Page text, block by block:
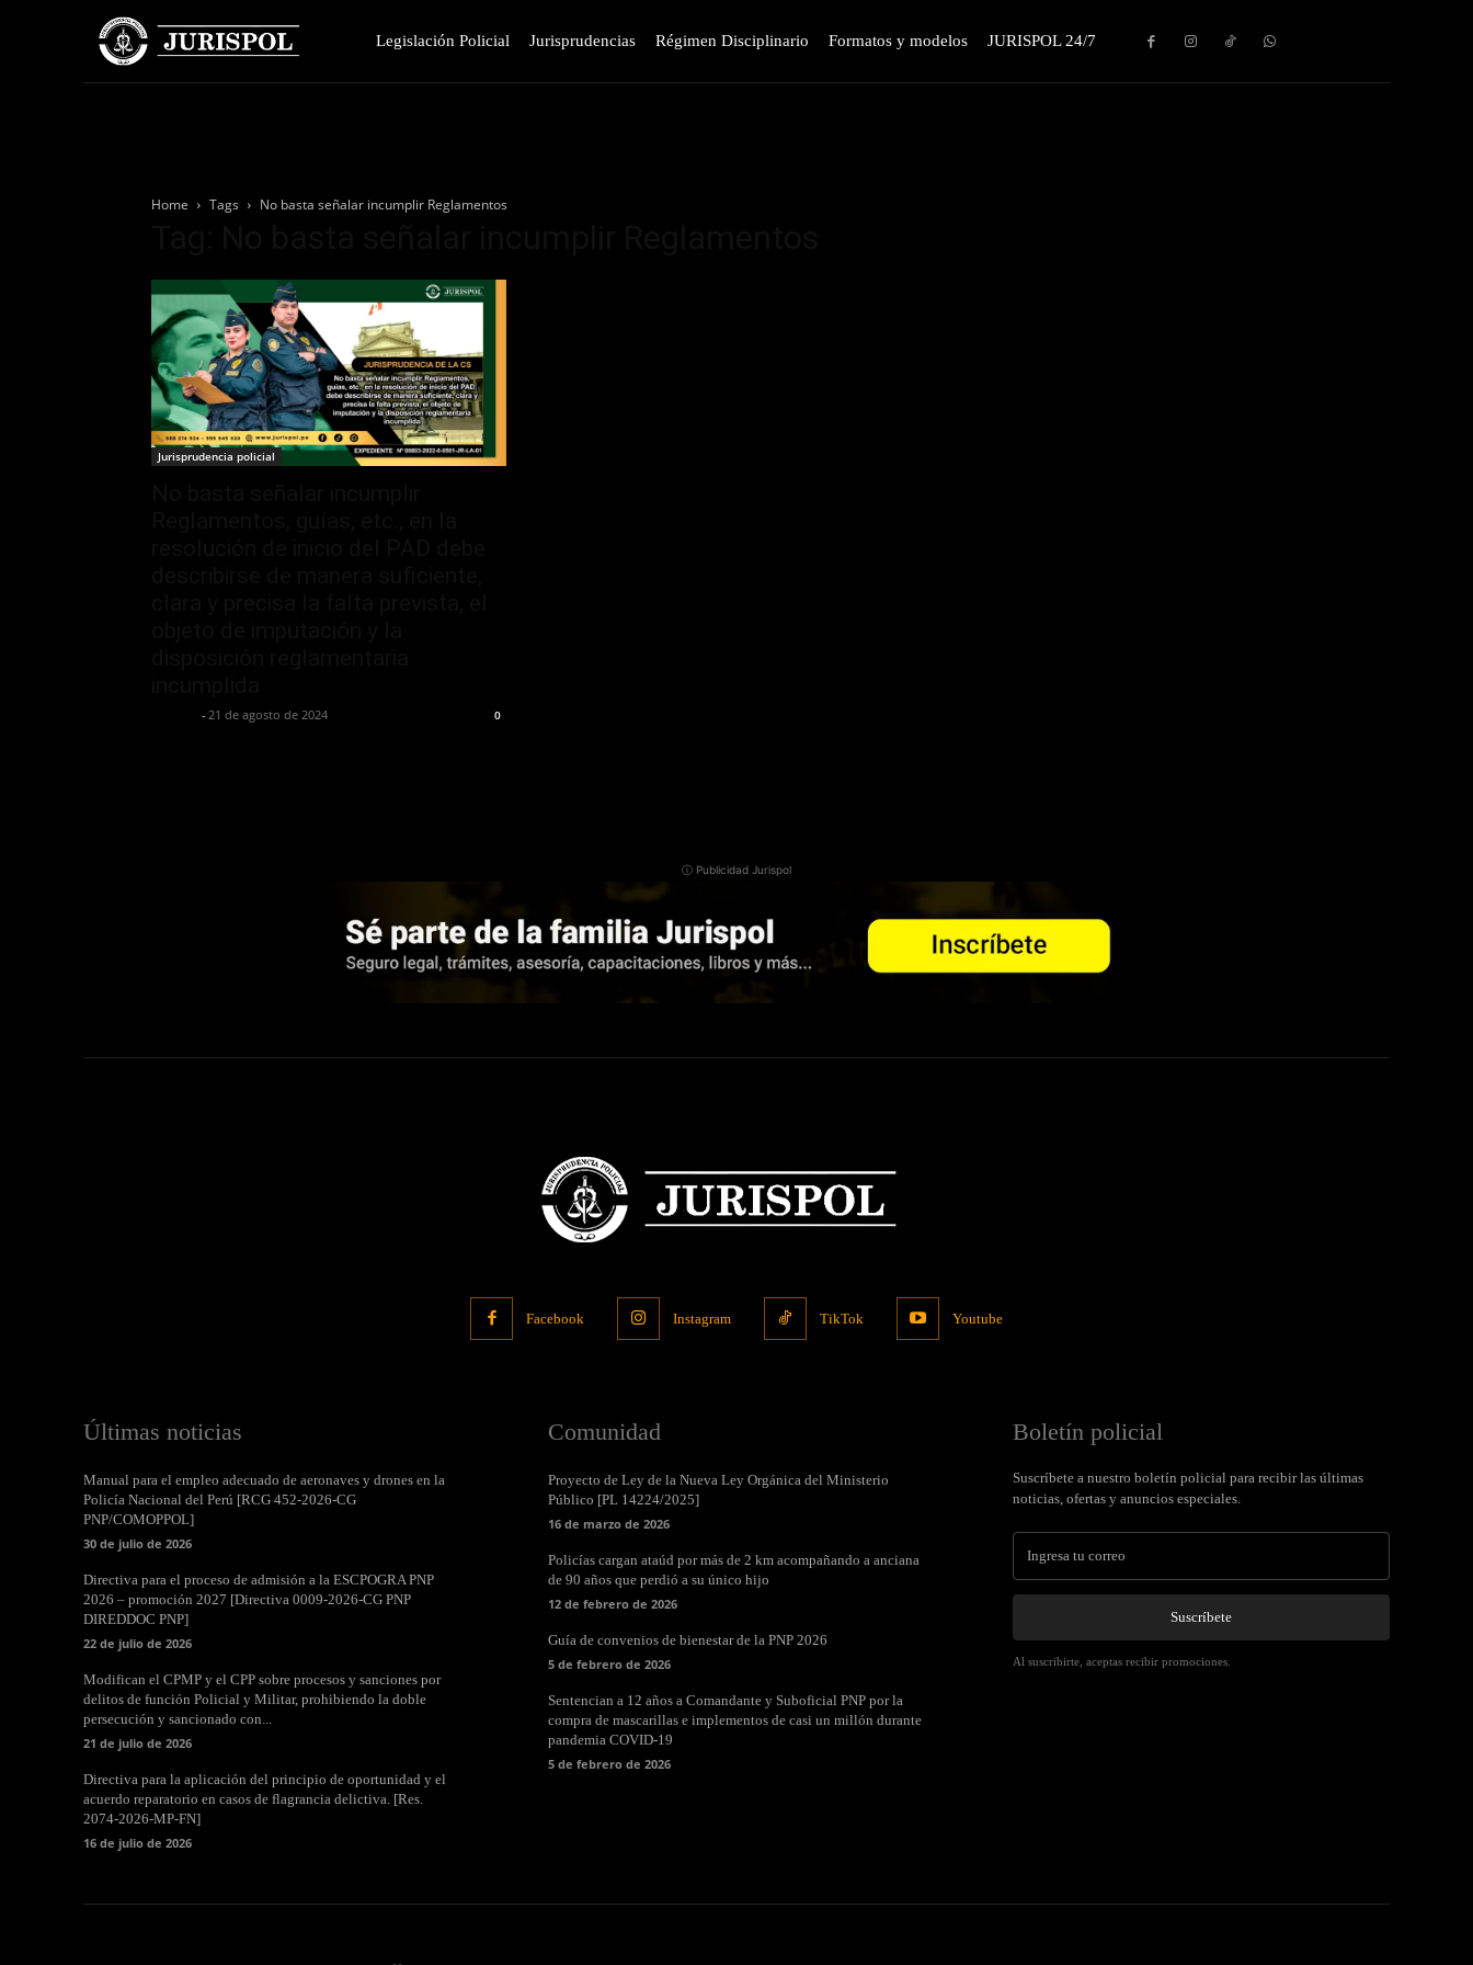
Legislación Policial Jurisprudencias Régimen Disciplinario Formatos y modelos JURISPOL 24/7
Home Tags No basta señalar incumplir Reglamentos
Jurisprudencia policial
- 21 de agosto de 2024 0
ⓘ Publicidad Jurispol
Facebook Instagram TikTok Youtube
Últimas noticias
Manual para el empleo adecuado de aeronaves y drones en la
Policía Nacional del Perú [RCG 452-2026-CG
PNP/COMOPPOL]
30 de julio de 2026
Directiva para el proceso de admisión a la ESCPOGRA PNP
2026 – promoción 2027 [Directiva 0009-2026-CG PNP
DIREDDOC PNP]
22 de julio de 2026
Modifican el CPMP y el CPP sobre procesos y sanciones por
delitos de función Policial y Militar, prohibiendo la doble
persecución y sancionado con...
21 de julio de 2026
Directiva para la aplicación del principio de oportunidad y el
acuerdo reparatorio en casos de flagrancia delictiva. [Res.
2074-2026-MP-FN]
16 de julio de 2026
Comunidad
Proyecto de Ley de la Nueva Ley Orgánica del Ministerio
Público [PL 14224/2025]
16 de marzo de 2026
Policías cargan ataúd por más de 2 km acompañando a anciana
de 90 años que perdió a su único hijo
12 de febrero de 2026
Guía de convenios de bienestar de la PNP 2026
5 de febrero de 2026
Sentencian a 12 años a Comandante y Suboficial PNP por la
compra de mascarillas e implementos de casi un millón durante
pandemia COVID-19
5 de febrero de 2026
Boletín policial
Suscríbete a nuestro boletín policial para recibir las últimas
noticias, ofertas y anuncios especiales.
Suscríbete
Al suscribirte, aceptas recibir promociones.